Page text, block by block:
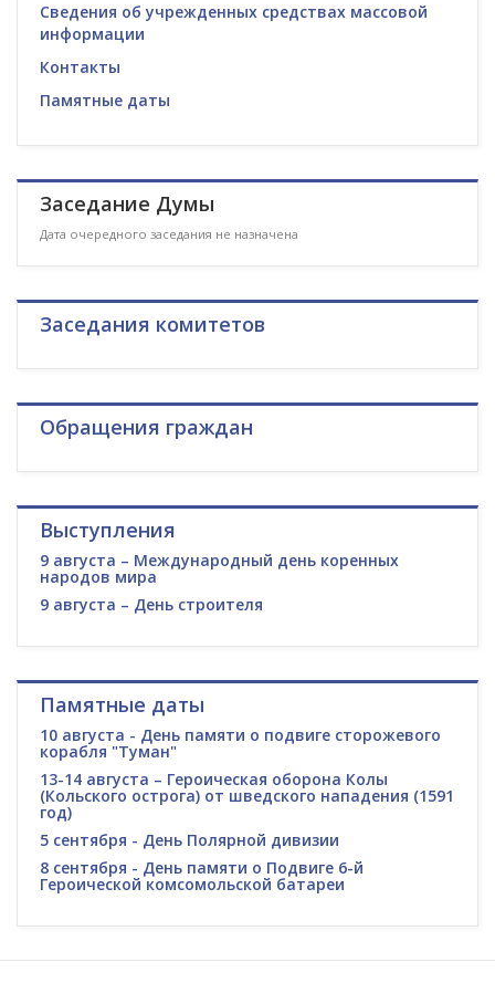
Сведения об учрежденных средствах массовой
информации
Контакты
Памятные даты
Заседание Думы
Дата очередного заседания не назначена
Заседания комитетов
Обращения граждан
Выступления
9 августа – Международный день коренных
народов мира
9 августа – День строителя
Памятные даты
10 августа - День памяти о подвиге сторожевого
корабля "Туман"
13-14 августа – Героическая оборона Колы
(Кольского острога) от шведского нападения (1591
год)
5 сентября - День Полярной дивизии
8 сентября - День памяти о Подвиге 6-й
Героической комсомольской батареи